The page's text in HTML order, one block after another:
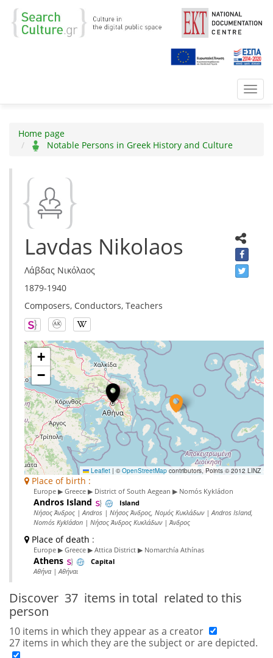
Home page
Notable Persons in Greek History and Culture
Lavdas Nikolaos
Λάβδας Νικόλαος
1879-1940
Composers, Conductors, Teachers
+
−
Leaflet | © OpenStreetMap contributors, Points © 2012 LINZ
Place of birth :
Europe ▶ Greece ▶ District of South Aegean ▶ Nomós Kykládon
Andros Island Island
Νήσος Άνδρος | Andros | Νήσος Άνδρος, Νομός Κυκλάδων | Andros Island,
Nomós Kykládon | Νήσος Άνδρος Κυκλάδων | Άνδρος
Place of death :
Europe ▶ Greece ▶ Attica District ▶ Nomarchía Athínas
Athens Capital
Αθήνα | Αθήναι
Discover 37 items in total related to this
person
10 items in which they appear as a creator
27 items in which they are the subject or are depicted.